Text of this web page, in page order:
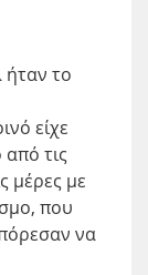
ήταν το
είχε
τις
μέρες με
που
να